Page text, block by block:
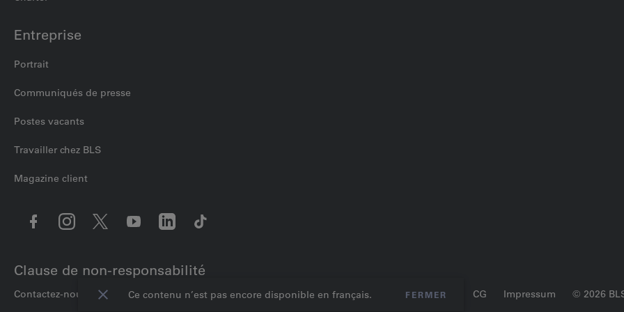
Entreprise
Portrait
Communiqués de presse
Postes vacants
Travailler chez BLS
Magazine client
Clause de non-responsabilité
Contactez-nous configuration des cookies Mention juridique Protection des données CG Impressum © 2026
FERMER
Ce contenu n’est pas encore disponible en français.